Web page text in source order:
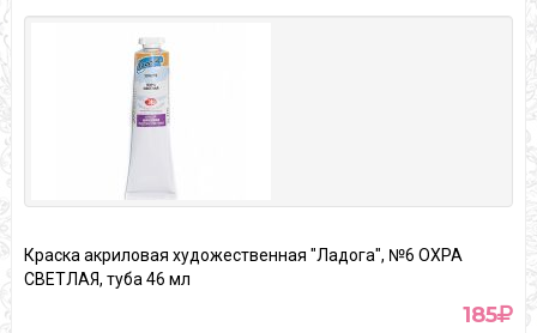
Краска акриловая художественная "Ладога", №6 ОХРА
СВЕТЛАЯ, туба 46 мл
185